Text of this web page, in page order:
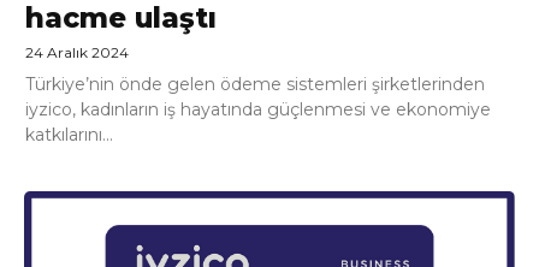
hacme ulaştı
24 Aralık 2024
Türkiye’nin önde gelen ödeme sistemleri şirketlerinden
iyzico, kadınların iş hayatında güçlenmesi ve ekonomiye
katkılarını...